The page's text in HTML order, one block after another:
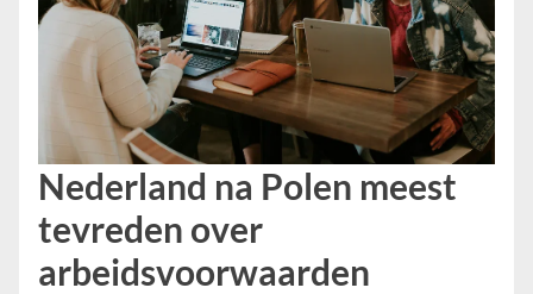
Nederland na Polen meest
tevreden over
arbeidsvoorwaarden